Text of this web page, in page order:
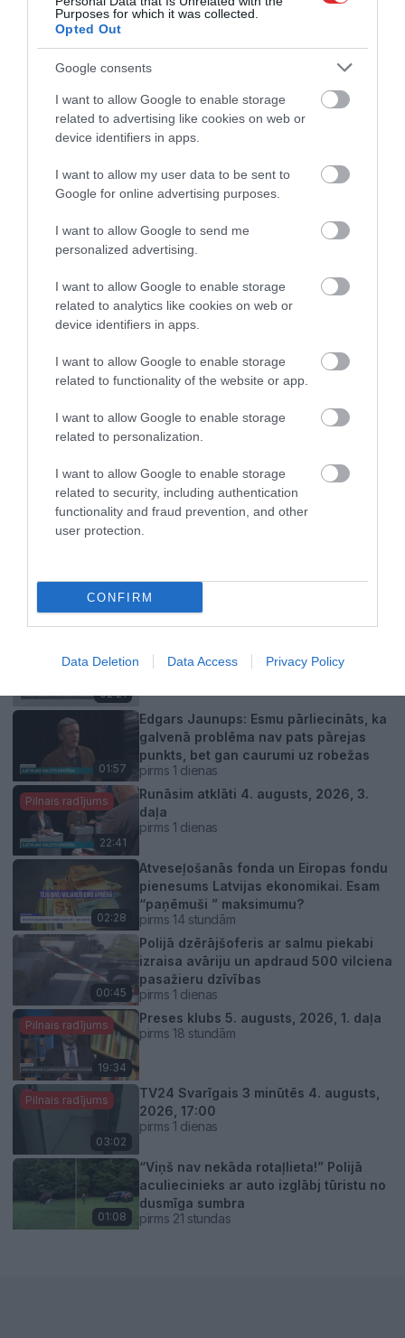
Purposes for which it was collected.
Opted Out
Google consents
I want to allow Google to enable storage
related to advertising like cookies on web or
device identifiers in apps.
I want to allow my user data to be sent to
Google for online advertising purposes.
I want to allow Google to send me
personalized advertising.
I want to allow Google to enable storage
related to analytics like cookies on web or
device identifiers in apps.
I want to allow Google to enable storage
related to functionality of the website or app.
I want to allow Google to enable storage
related to personalization.
I want to allow Google to enable storage
related to security, including authentication
functionality and fraud prevention, and other
user protection.
CONFIRM
Data Deletion Data Access Privacy Policy
Kādi apstākļi veicina legionellas baktērijas
vairošanos?
pirms 2 mēnešiem
Vai kanalizāciju tīkli netiek modernizēti?
pirms 2 mēnešiem
Citi šobrīd skatās
Ļubova Švecova: Mūsu partija ir
kategoriski pret to, lai turpinātos lētā
darbaspēka ievešana Latvijā
pirms 2 dienām
02:21
kompānijā visu laiku ir mākoņains laiks
01:57
Edgars Jaunups: Esmu pārliecināts, ka
galvenā problēma nav pats pārejas
punkts, bet gan caurumi uz robežas
pirms 1 dienas
Pilnais radījums
22:41
Runāsim atklāti 4. augusts, 2026, 3.
daļa
pirms 1 dienas
02:28
Atveseļošanās fonda un Eiropas fondu
pienesums Latvijas ekonomikai. Esam
“paņēmuši ” maksimumu?
pirms 14 stundām
00:45
Polijā dzērājšoferis ar salmu piekabi
izraisa avāriju un apdraud 500 vilciena
pasažieru dzīvības
pirms 1 dienas
Pilnais radījums
19:34
Preses klubs 5. augusts, 2026, 1. daļa
pirms 18 stundām
Pilnais radījums
03:02
TV24 Svarīgais 3 minūtēs 4. augusts,
2026, 17:00
pirms 1 dienas
01:08
“Viņš nav nekāda rotaļlieta!” Polijā
aculiecinieks ar auto izglābj tūristu no
dusmīga sumbra
pirms 21 stundas